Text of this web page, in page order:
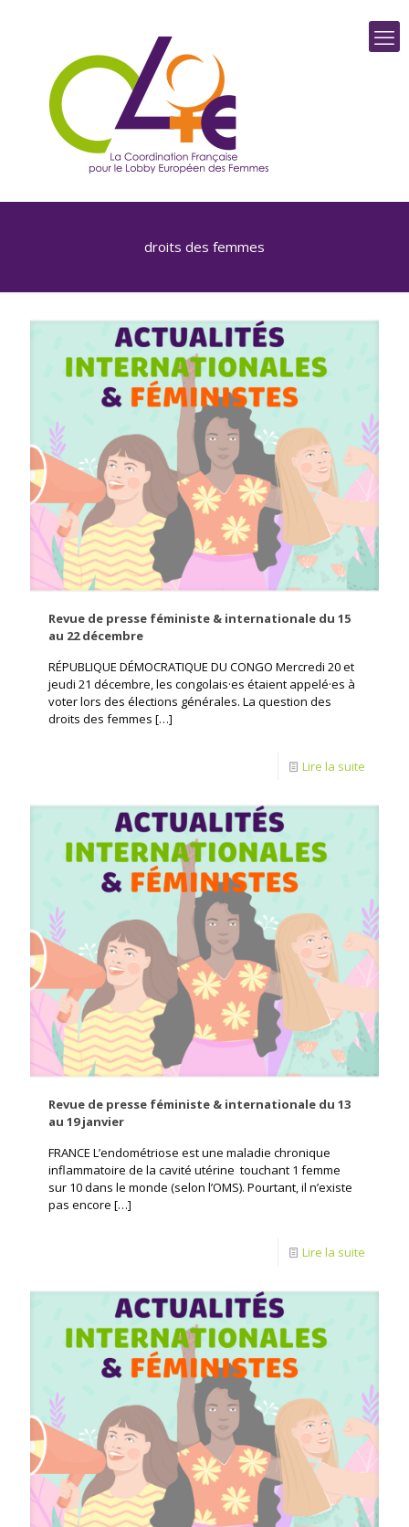
droits des femmes
Revue de presse féministe & internationale du 15
au 22 décembre
RÉPUBLIQUE DÉMOCRATIQUE DU CONGO Mercredi 20 et
jeudi 21 décembre, les congolais·es étaient appelé·es à
voter lors des élections générales. La question des
droits des femmes […]
Lire la suite
Revue de presse féministe & internationale du 13
au 19 janvier
FRANCE L’endométriose est une maladie chronique
inflammatoire de la cavité utérine touchant 1 femme
sur 10 dans le monde (selon l’OMS). Pourtant, il n’existe
pas encore […]
Lire la suite